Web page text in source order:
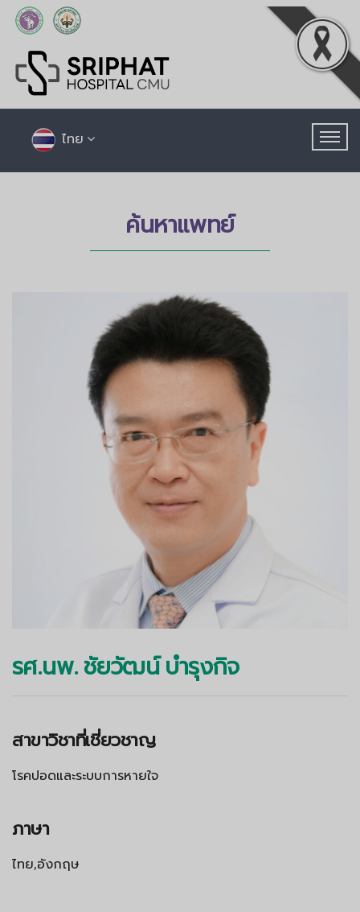
ไทย
ค้นหาแพทย์
รศ.นพ. ชัยวัฒน์ บำรุงกิจ
สาขาวิชาที่เชี่ยวชาญ
โรคปอดและระบบการหายใจ
ภาษา
ไทย,อังกฤษ